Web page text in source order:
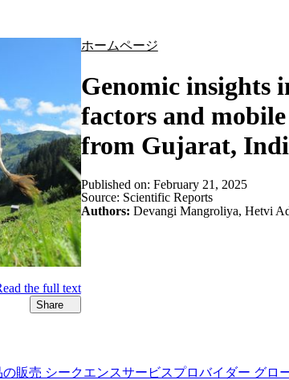
ホームページ
Genomic insights
factors and
from Gujarat,
the full text
Share
Published on: February 21, 2025
Source: Scientific Reports
Authors: Devangi Mangroliya, Hetvi
販売 シークエンスサービスプロバイダー グロ